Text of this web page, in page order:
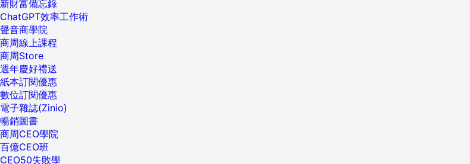
新財富備忘錄
ChatGPT效率工作術
聲音商學院
商周線上課程
商周Store
週年慶好禮送
紙本訂閱優惠
數位訂閱優惠
電子雜誌(Zinio)
暢銷圖書
商周CEO學院
百億CEO班
CEO50失敗學